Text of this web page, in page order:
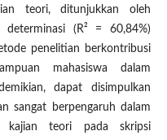
teori, ditunjukkan oleh
(R² = 60,84%)
penelitian berkontribusi
mahasiswa dalam
dapat disimpulkan
sangat berpengaruh dalam
kajian teori pada skripsi